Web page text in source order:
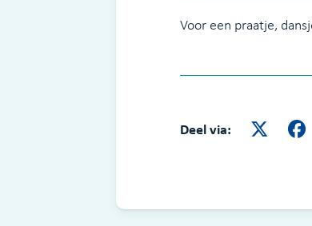
Voor een praatje,
Deel via: